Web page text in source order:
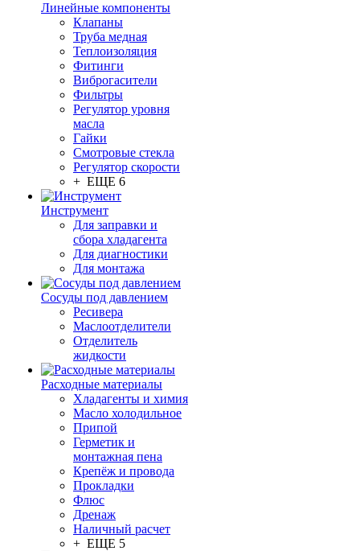
Линейные компоненты
Клапаны
Труба медная
Теплоизоляция
Фитинги
Виброгасители
Фильтры
Регулятор уровня
масла
Гайки
Смотровые стекла
Регулятор скорости
+ ЕЩЕ 6
Инструмент
Для заправки и
сбора хладагента
Для диагностики
Для монтажа
Сосуды под давлением
Ресивера
Маслоотделители
Отделитель
жидкости
Расходные материалы
Хладагенты и химия
Масло холодильное
Припой
Герметик и
монтажная пена
Крепёж и провода
Прокладки
Флюс
Дренаж
Наличный расчет
+ ЕЩЕ 5